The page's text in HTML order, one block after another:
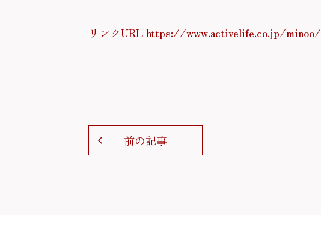
リンクURL https://www.activelife.co.jp/minoo/
前の記事